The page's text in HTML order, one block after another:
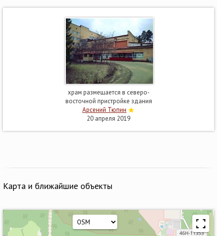
храм размещается в северо-
восточной пристройке здания
Арсений Тюпин
20 апреля 2019
Карта и ближайшие объекты